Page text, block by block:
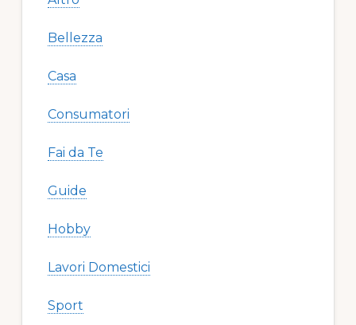
Bellezza
Casa
Consumatori
Fai da Te
Guide
Hobby
Lavori Domestici
Sport